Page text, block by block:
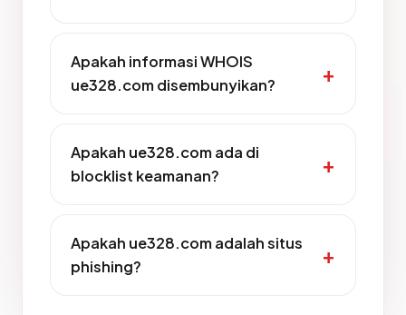
Apakah informasi WHOIS
ue328.com disembunyikan?
Apakah ue328.com ada di
blocklist keamanan?
Apakah ue328.com adalah situs
phishing?